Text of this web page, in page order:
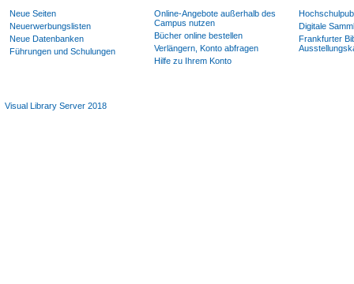
Neue Seiten
Neuerwerbungslisten
Neue Datenbanken
Führungen und Schulungen
Online-Angebote außerhalb des
Campus nutzen
Bücher online bestellen
Verlängern, Konto abfragen
Hilfe zu Ihrem Konto
Digitale
Frankfurter
Visual Library Server 2018